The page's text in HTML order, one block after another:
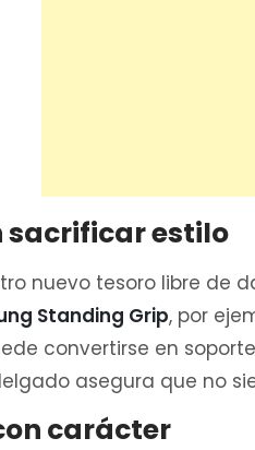
sacrificar estilo
nuevo tesoro libre de
Standing Grip, por
convertirse en
asegura que no
carácter